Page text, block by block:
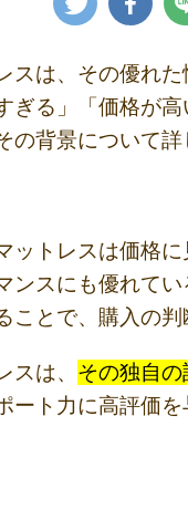
スは、その優れ
ぎる」「価格が
背景について詳
ットレスは価格
ンスにも優れて
とで、購入の
は、 その独自
ート力に高評価